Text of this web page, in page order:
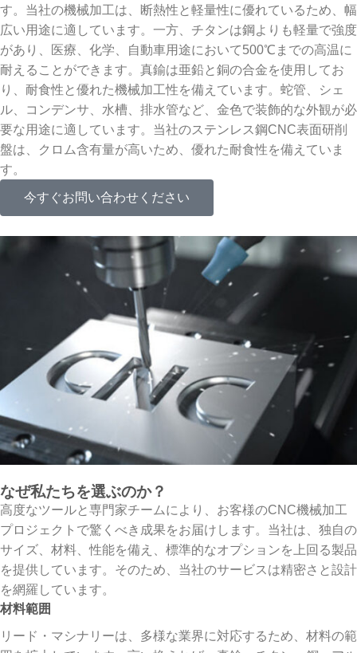
す。当社の機械加工は、断熱性と軽量性に優れているため、幅
広い用途に適しています。一方、チタンは鋼よりも軽量で強度
があり、医療、化学、自動車用途において500℃までの高温に
耐えることができます。真鍮は亜鉛と銅の合金を使用してお
り、耐食性と優れた機械加工性を備えています。蛇管、シェ
ル、コンデンサ、水槽、排水管など、金色で装飾的な外観が必
要な用途に適しています。当社のステンレス鋼CNC表面研削
盤は、クロム含有量が高いため、優れた耐食性を備えていま
す。
今すぐお問い合わせください
なぜ私たちを選ぶのか？
高度なツールと専門家チームにより、お客様のCNC機械加工
プロジェクトで驚くべき成果をお届けします。当社は、独自の
サイズ、材料、性能を備え、標準的なオプションを上回る製品
を提供しています。そのため、当社のサービスは精密さと設計
を網羅しています。
材料範囲
リード・マシナリーは、多様な業界に対応するため、材料の範